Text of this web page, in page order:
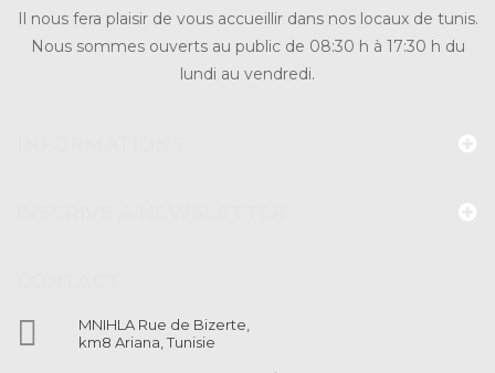
Il nous fera plaisir de vous accueillir dans nos locaux de tunis.
Nous sommes ouverts au public de 08:30 h à 17:30 h du
lundi au vendredi.

MNIHLA Rue de Bizerte,
km8 Ariana, Tunisie